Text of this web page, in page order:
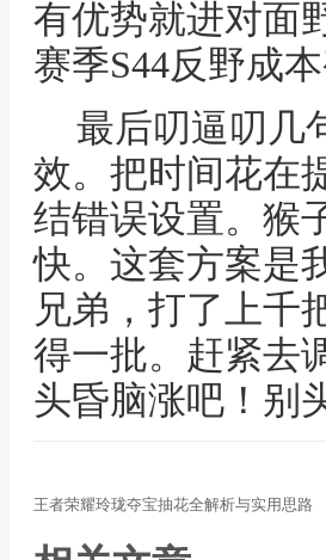
有优势就进对面
赛季S44反野成
最后叨逼叨几
效。把时间花在
结错误设置。猴
快。这套方案是
兄弟，打了上千
得一批。赶紧去
头昏脑涨吧！别
王者荣耀玲珑夺宝抽花全解析与实用思路